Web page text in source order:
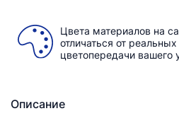
Цвета материалов на
отличаться от
цветопередачи вашего
Описание